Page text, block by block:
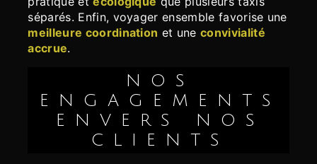
séparés. Enfin, voyager ensemble favorise une
meilleure coordination et une convivialité
accrue.
NOS
ENGAGEMENTS
ENVERS NOS
CLIENTS